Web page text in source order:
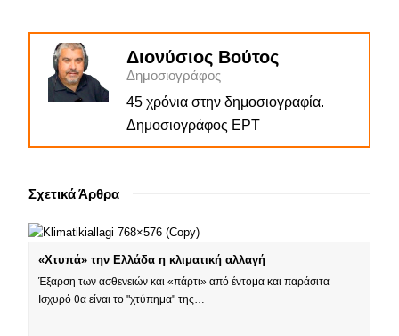
Διονύσιος Βούτος
Δημοσιογράφος
45 χρόνια στην δημοσιογραφία.
Δημοσιογράφος ΕΡΤ
Σχετικά Άρθρα
«Χτυπά» την Ελλάδα η κλιματική αλλαγή
Έξαρση των ασθενειών και «πάρτι» από έντομα και παράσιτα
Ισχυρό θα είναι το "χτύπημα" της…